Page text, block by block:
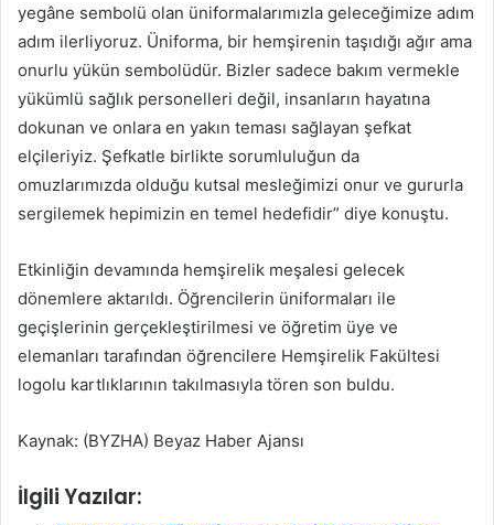
yegâne sembolü olan üniformalarımızla geleceğimize adım
adım ilerliyoruz. Üniforma, bir hemşirenin taşıdığı ağır ama
onurlu yükün sembolüdür. Bizler sadece bakım vermekle
yükümlü sağlık personelleri değil, insanların hayatına
dokunan ve onlara en yakın teması sağlayan şefkat
elçileriyiz. Şefkatle birlikte sorumluluğun da
omuzlarımızda olduğu kutsal mesleğimizi onur ve gururla
sergilemek hepimizin en temel hedefidir” diye konuştu.
Etkinliğin devamında hemşirelik meşalesi gelecek
dönemlere aktarıldı. Öğrencilerin üniformaları ile
geçişlerinin gerçekleştirilmesi ve öğretim üye ve
elemanları tarafından öğrencilere Hemşirelik Fakültesi
logolu kartlıklarının takılmasıyla tören son buldu.
Kaynak: (BYZHA) Beyaz Haber Ajansı
İlgili Yazılar: